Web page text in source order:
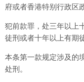
府或者香港特别行政区
犯前款罪，处三年以上
徒刑或者十年以上有期
本条第一款规定涉及的
处刑。